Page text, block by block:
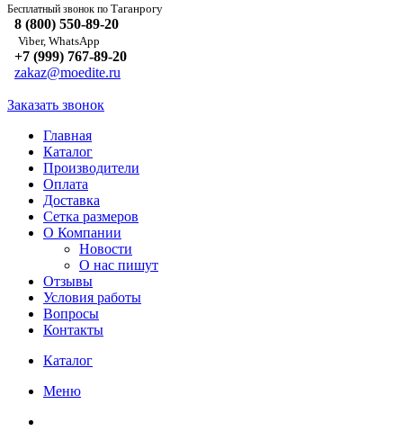
Бесплатный звонок по Таганрогу
8 (800) 550-89-20
Viber, WhatsApp
+7 (999) 767-89-20
zakaz@moedite.ru
Заказать звонок
Главная
Каталог
Производители
Оплата
Доставка
Сетка размеров
О Компании
Новости
О нас пишут
Отзывы
Условия работы
Вопросы
Контакты
Каталог
Меню